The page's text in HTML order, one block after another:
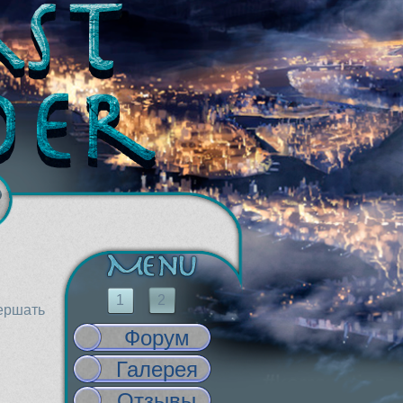
1 2
Форум
Галерея